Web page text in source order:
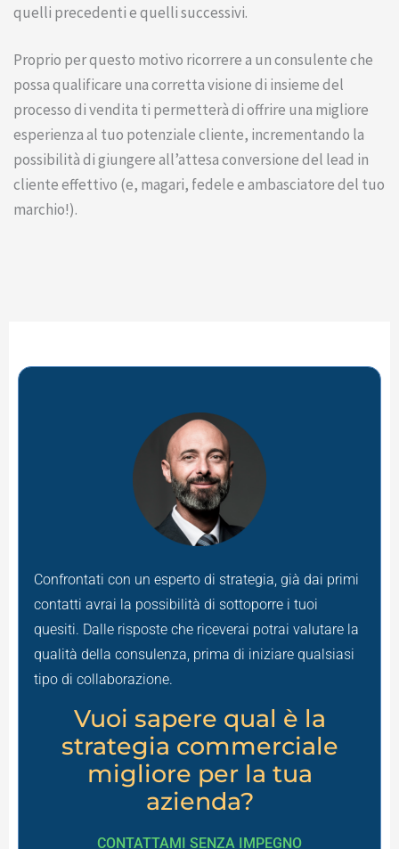
quelli precedenti e quelli successivi.
Proprio per questo motivo ricorrere a un consulente che
possa qualificare una corretta visione di insieme del
processo di vendita ti permetterà di offrire una migliore
esperienza al tuo potenziale cliente, incrementando la
possibilità di giungere all’attesa conversione del lead in
cliente effettivo (e, magari, fedele e ambasciatore del tuo
marchio!).
Confrontati con un esperto di strategia, già dai primi
contatti avrai la possibilità di sottoporre i tuoi
quesiti. Dalle risposte che riceverai potrai valutare la
qualità della consulenza, prima di iniziare qualsiasi
tipo di collaborazione.
Vuoi sapere qual è la
strategia commerciale
migliore per la tua
azienda?
CONTATTAMI SENZA IMPEGNO